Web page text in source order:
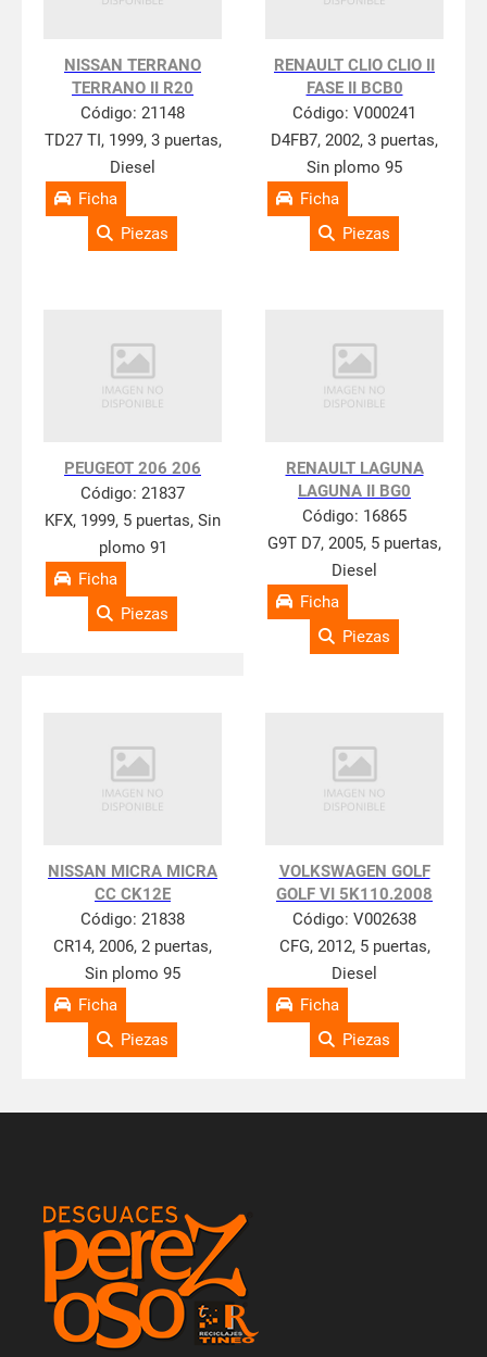
NISSAN TERRANO
TERRANO II R20
Código: 21148
TD27 TI, 1999, 3 puertas,
Diesel
Ficha
Piezas
RENAULT CLIO CLIO II
FASE II BCB0
Código: V000241
D4FB7, 2002, 3 puertas,
Sin plomo 95
Ficha
Piezas
PEUGEOT 206 206
Código: 21837
KFX, 1999, 5 puertas, Sin
plomo 91
Ficha
Piezas
RENAULT LAGUNA
LAGUNA II BG0
Código: 16865
G9T D7, 2005, 5 puertas,
Diesel
Ficha
Piezas
NISSAN MICRA MICRA
CC CK12E
Código: 21838
CR14, 2006, 2 puertas,
Sin plomo 95
Ficha
Piezas
VOLKSWAGEN GOLF
GOLF VI 5K110.2008
Código: V002638
CFG, 2012, 5 puertas,
Diesel
Ficha
Piezas